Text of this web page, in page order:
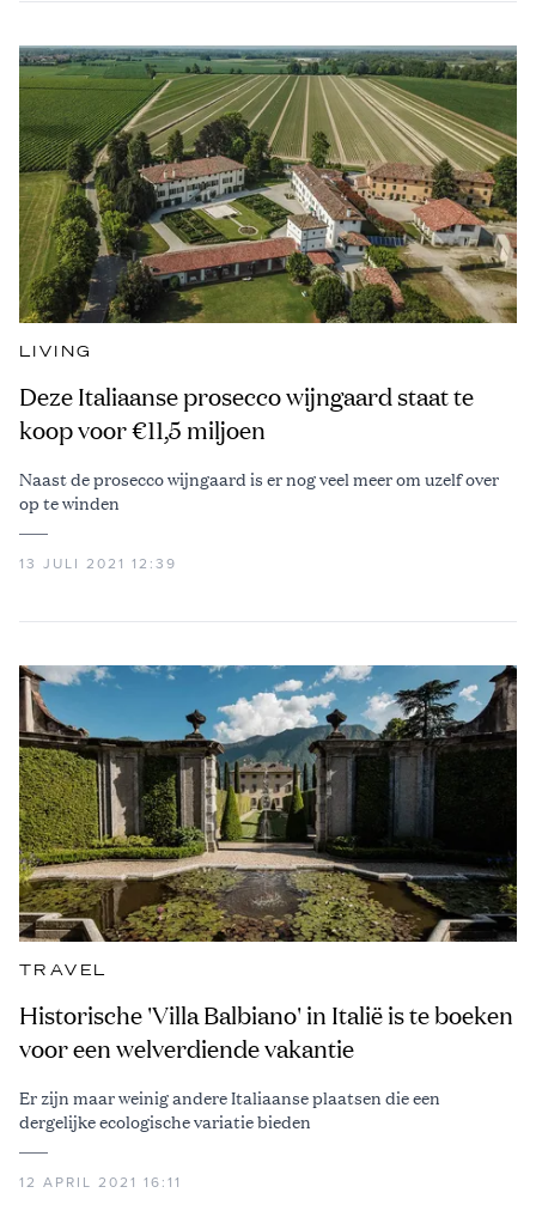
LIVING
Deze Italiaanse prosecco wijngaard staat te
koop voor €11,5 miljoen
Naast de prosecco wijngaard is er nog veel meer om uzelf over
op te winden
13 JULI 2021 12:39
TRAVEL
Historische 'Villa Balbiano' in Italië is te boeken
voor een welverdiende vakantie
Er zijn maar weinig andere Italiaanse plaatsen die een
dergelijke ecologische variatie bieden
12 APRIL 2021 16:11